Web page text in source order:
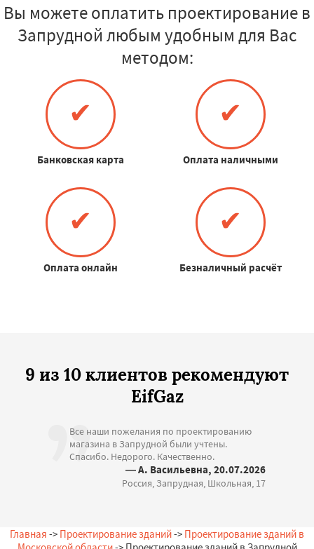
Вы можете оплатить проектирование в
Запрудной любым удобным для Вас
методом:
✔
Банковская карта
✔
Оплата наличными
✔
Оплата онлайн
✔
Безналичный расчёт
9 из 10 клиентов рекомендуют
EifGaz
Все наши пожелания по проектированию
магазина в Запрудной были учтены.
Спасибо. Недорого. Качественно.
— А. Васильевна, 20.07.2026
Россия, Запрудная, Школьная, 17
Главная -> Проектирование зданий-> Проектирование зданий в